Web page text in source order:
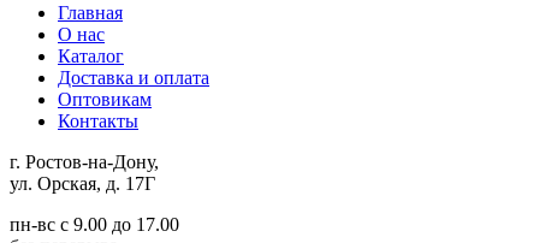
Главная
О нас
Каталог
Доставка и оплата
Оптовикам
Контакты
г. Ростов-на-Дону,
ул. Орская, д. 17Г
пн-вс с 9.00 до 17.00